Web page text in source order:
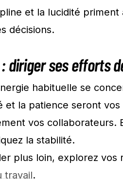
et la lucidité
décisions.
diriger ses efforts
habituelle se
et la patience seront
vos collaborateurs.
la stabilité.
plus loin, explorez vos
travail.